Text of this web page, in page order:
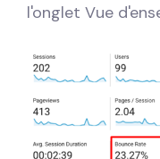
l'onglet Vue